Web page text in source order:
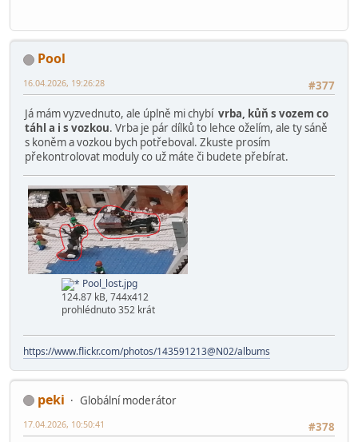
Pool
#377
16.04.2026, 19:26:28
Já mám vyzvednuto, ale úplně mi chybí vrba, kůň s vozem co
táhl a i s vozkou. Vrba je pár dílků to lehce oželím, ale ty sáně
s koněm a vozkou bych potřeboval. Zkuste prosím
překontrolovat moduly co už máte či budete přebírat.
Pool_lost.jpg
124.87 kB, 744x412
prohlédnuto 352 krát
https://www.flickr.com/photos/143591213@N02/albums
peki
Globální moderátor
#378
17.04.2026, 10:50:41